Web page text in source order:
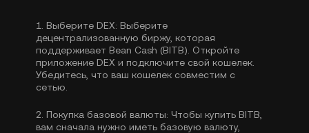
1. Выберите DEX: Выберите
децентрализованную биржу, которая
поддерживает Bean Cash (BITB). Откройте
приложение DEX и подключите свой кошелек.
Убедитесь, что ваш кошелек совместим с
сетью.
2. Покупка базовой валюты: Чтобы купить BITB,
вам сначала нужно иметь базовую валюту,